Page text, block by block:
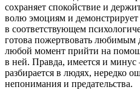
сохраняет спокойствие и
волю эмоциям и демонстрирует
в соответствующем
готова пожертвовать
любой момент прийти на
в ней. Правда, имеется и минус
разбирается в людях, нередко
непонимания и предательства.